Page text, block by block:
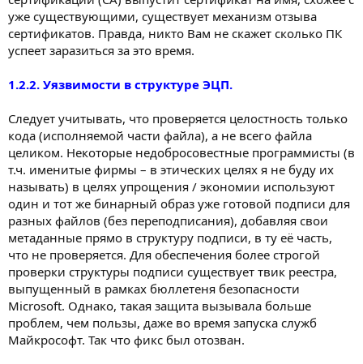
уже существующими, существует механизм отзыва
сертификатов. Правда, никто Вам не скажет сколько ПК
успеет заразиться за это время.
1.2.2. Уязвимости в структуре ЭЦП.
Следует учитывать, что проверяется целостность только
кода (исполняемой части файла), а не всего файла
целиком. Некоторые недобросовестные программисты (в
т.ч. именитые фирмы – в этических целях я не буду их
называть) в целях упрощения / экономии используют
один и тот же бинарный образ уже готовой подписи для
разных файлов (без переподписания), добавляя свои
метаданные прямо в структуру подписи, в ту её часть,
что не проверяется. Для обеспечения более строгой
проверки структуры подписи существует твик реестра,
выпущенный в рамках бюллетеня безопасности
Microsoft. Однако, такая защита вызывала больше
проблем, чем пользы, даже во время запуска служб
Майкрософт. Так что фикс был отозван.